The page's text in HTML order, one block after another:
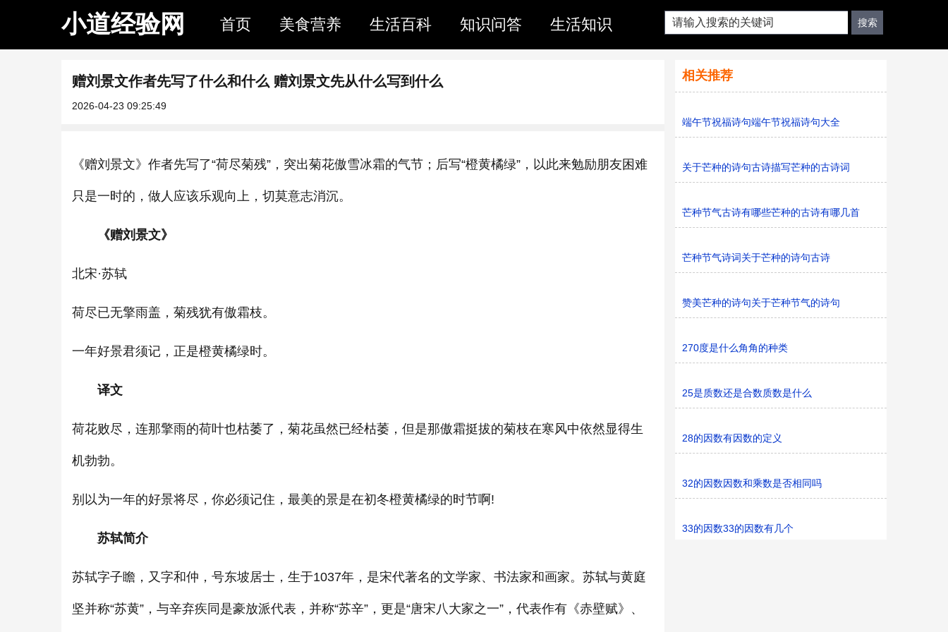
小道经验网 首页 美食营养 生活百科 知识问答 生活知识
赠刘景文作者先写了什么和什么 赠刘景文先从什么写到什么
2026-04-23 09:25:49
《赠刘景文》作者先写了“荷尽菊残”，突出菊花傲雪冰霜的气节；后写“橙黄橘绿”，以此来勉励朋友困难
只是一时的，做人应该乐观向上，切莫意志消沉。
《赠刘景文》
北宋·苏轼
荷尽已无擎雨盖，菊残犹有傲霜枝。
一年好景君须记，正是橙黄橘绿时。
译文
荷花败尽，连那擎雨的荷叶也枯萎了，菊花虽然已经枯萎，但是那傲霜挺拔的菊枝在寒风中依然显得生
机勃勃。
别以为一年的好景将尽，你必须记住，最美的景是在初冬橙黄橘绿的时节啊!
苏轼简介
苏轼字子瞻，又字和仲，号东坡居士，生于1037年，是宋代著名的文学家、书法家和画家。苏轼与黄庭
坚并称“苏黄”，与辛弃疾同是豪放派代表，并称“苏辛”，更是“唐宋八大家之一”，代表作有《赤壁赋》、
相关推荐
端午节祝福诗句端午节祝福诗句大全
关于芒种的诗句古诗描写芒种的古诗词
芒种节气古诗有哪些芒种的古诗有哪几首
芒种节气诗词关于芒种的诗句古诗
赞美芒种的诗句关于芒种节气的诗句
270度是什么角角的种类
25是质数还是合数质数是什么
28的因数有因数的定义
32的因数因数和乘数是否相同吗
33的因数33的因数有几个